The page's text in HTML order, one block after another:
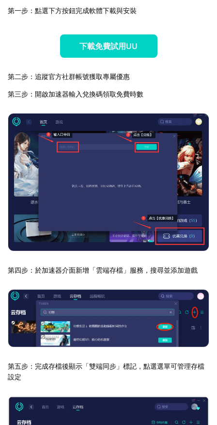
第一步：點選下方按鈕完成軟體下載與安裝
下載免費試用UU
第二步：追蹤官方社群帳號獲取專屬優惠
第三步：開啟加速器輸入兌換碼領取免費時數
第四步：於加速器介面新增「雲端存檔」服務，搜尋並添加遊戲
第五步：完成存檔後顯示「雙端同步」標記，點選選單可管理存檔
設定